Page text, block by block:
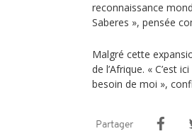
reconnaissance
Saberes », pensée
Malgré cette
de l’Afrique. « C’est
besoin de moi »,
Partager